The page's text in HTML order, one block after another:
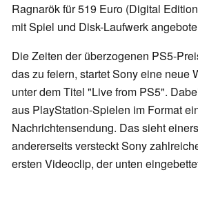
Ragnarök für 519 Euro (Digital
mit Spiel und Disk-Laufwerk
Die Zeiten der überzogenen PS5-
das zu feiern, startet Sony eine neue
unter dem Titel "Live from PS5".
aus PlayStation-Spielen im Format
Nachrichtensendung. Das sieht
andererseits versteckt Sony
ersten Videoclip, der unten